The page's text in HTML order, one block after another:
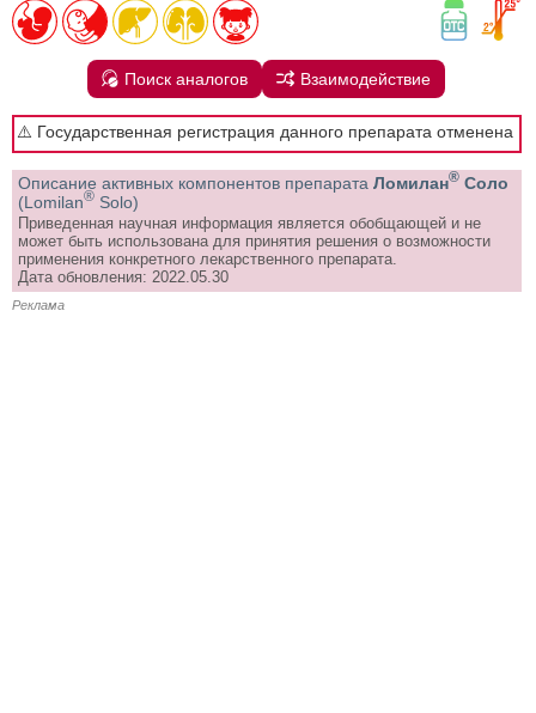
Поиск аналогов Взаимодействие
⚠️ Государственная регистрация данного препарата отменена
Описание активных компонентов препарата Ломилан® Соло
(Lomilan® Solo)
Приведенная научная информация является обобщающей и не
может быть использована для принятия решения о возможности
применения конкретного лекарственного препарата.
Дата обновления: 2022.05.30
Реклама